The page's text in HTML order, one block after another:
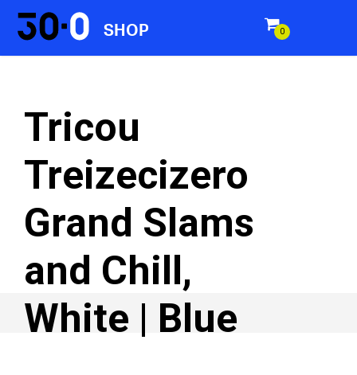
0
SHOP
Tricou
Treizecizero
Grand Slams
and Chill,
White | Blue